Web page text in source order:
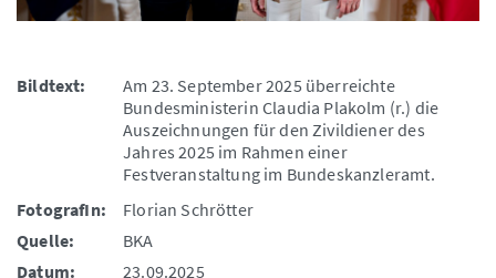
Bildtext:
Am 23. September 2025 überreichte
Bundesministerin Claudia Plakolm (r.) die
Auszeichnungen für den Zivildiener des
Jahres 2025 im Rahmen einer
Festveranstaltung im Bundeskanzleramt.
FotografIn:
Florian Schrötter
Quelle:
BKA
Datum:
23.09.2025